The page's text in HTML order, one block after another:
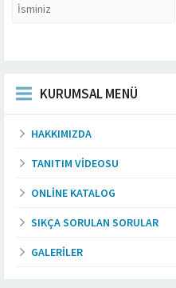
KURUMSAL MENÜ
HAKKIMIZDA
TANITIM VIDEOSU
ONLINE KATALOG
SIKÇA SORULAN SORULAR
GALERILER